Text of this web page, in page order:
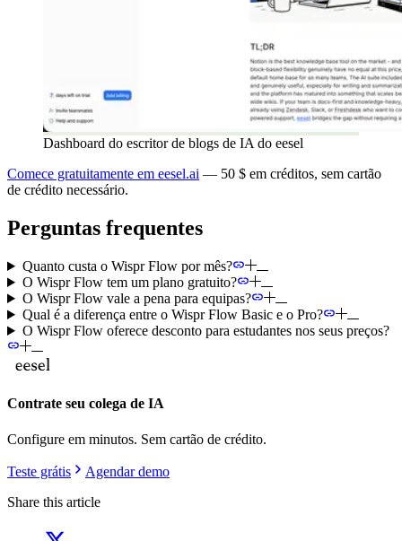
Dashboard do escritor de blogs de IA do eesel
Comece gratuitamente em eesel.ai — 50 $ em créditos, sem cartão
de crédito necessário.
Perguntas frequentes
Quanto custa o Wispr Flow por mês?
O Wispr Flow tem um plano gratuito?
O Wispr Flow vale a pena para equipas?
Qual é a diferença entre o Wispr Flow Basic e o Pro?
O Wispr Flow oferece desconto para estudantes nos seus preços?
Contrate seu colega de IA
Configure em minutos. Sem cartão de crédito.
Teste grátis
Agendar demo
Share this article